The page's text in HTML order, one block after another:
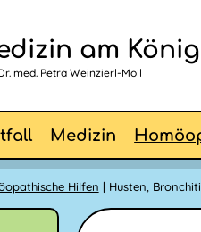
am
med. Petra Weinzierl-Moll
Medizin
Hilfen | Husten,